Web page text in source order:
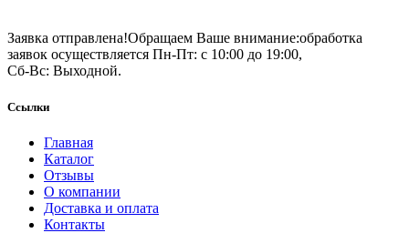
Заявка отправлена!Обращаем Ваше внимание:обработка
заявок осуществляется Пн-Пт: с 10:00 до 19:00,
Сб-Вс: Выходной.
Ссылки
Главная
Каталог
Отзывы
О компании
Доставка и оплата
Контакты